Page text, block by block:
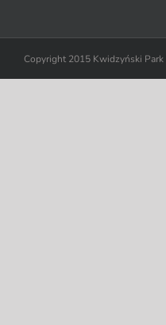
Copyright 2015 Kwidzyński